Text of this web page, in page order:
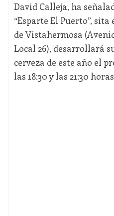
David Calleja, ha
“Esparte El Puerto”,
de Vistahermosa
Local 26), desarrollará
cerveza de este año el
las 18:30 y las 21:30